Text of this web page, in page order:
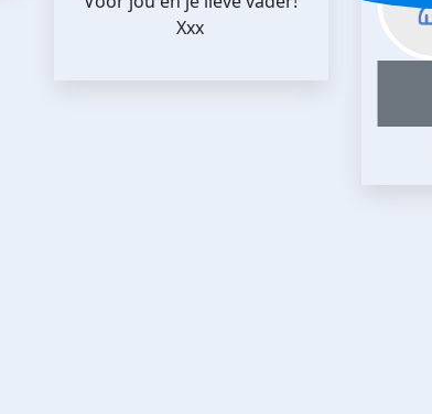
Xxx